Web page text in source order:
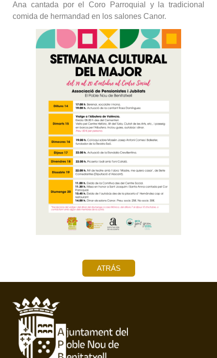
Ana cantada por el Coro Parroquial y la tradicional
comida de hermandad en los salones Canor.
ATRÁS